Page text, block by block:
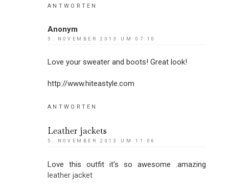
ANTWORTEN
Anonym
5. NOVEMBER 2013 UM 07:10
Love your sweater and boots! Great look!
http://www.hiteastyle.com
ANTWORTEN
Leather jackets
5. NOVEMBER 2013 UM 11:06
Love this outfit it's so awesome .amazing
leather jacket